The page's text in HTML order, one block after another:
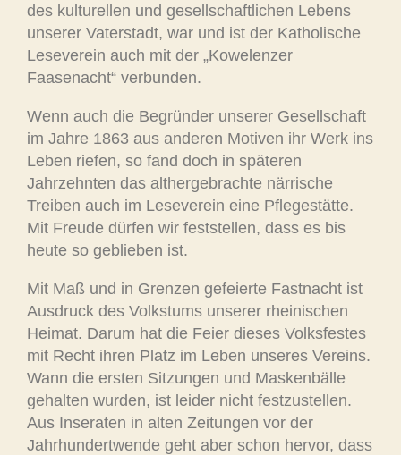
des kulturellen und gesellschaftlichen Lebens
unserer Vaterstadt, war und ist der Katholische
Leseverein auch mit der „Kowelenzer
Faasenacht“ verbunden.
Wenn auch die Begründer unserer Gesellschaft
im Jahre 1863 aus anderen Motiven ihr Werk ins
Leben riefen, so fand doch in späteren
Jahrzehnten das althergebrachte närrische
Treiben auch im Leseverein eine Pflegestätte.
Mit Freude dürfen wir feststellen, dass es bis
heute so geblieben ist.
Mit Maß und in Grenzen gefeierte Fastnacht ist
Ausdruck des Volkstums unserer rheinischen
Heimat. Darum hat die Feier dieses Volksfestes
mit Recht ihren Platz im Leben unseres Vereins.
Wann die ersten Sitzungen und Maskenbälle
gehalten wurden, ist leider nicht festzustellen.
Aus Inseraten in alten Zeitungen vor der
Jahrhundertwende geht aber schon hervor, dass